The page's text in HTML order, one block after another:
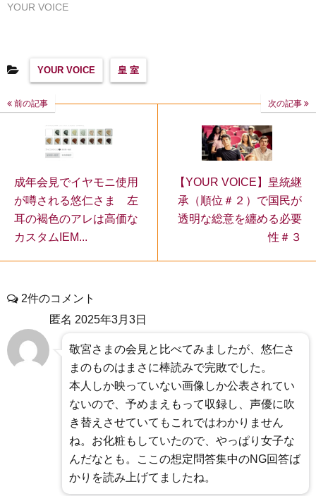
YOUR VOICE
YOUR VOICE 皇 室
前の記事
成年会見でイヤモニ使用
が噂される悠仁さま 左
耳の褐色のアレは高価な
カスタムIEM...
次の記事
【YOUR VOICE】皇統継
承（順位＃２）で国民が
透明な総意を纏める必要
性＃３
2件のコメント
匿名 2025年3月3日
敬宮さまの会見と比べてみましたが、悠仁さ
まのものはまさに棒読みで完敗でした。
本人しか映っていない画像しか公表されてい
ないので、予めまえもって収録し、声優に吹
き替えさせていてもこれではわかりません
ね。お化粧もしていたので、やっぱり女子な
んだなとも。ここの想定問答集中のNG回答ば
かりを読み上げてましたね。